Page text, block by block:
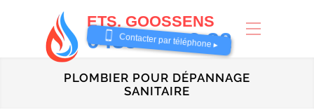
ETS. GOOSSENS
0485 58 62 32
Contacter par téléphone ▸
PLOMBIER POUR DÉPANNAGE
SANITAIRE